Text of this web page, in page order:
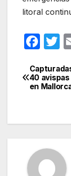
litoral
F
c
e
o
k
T
de
40
en